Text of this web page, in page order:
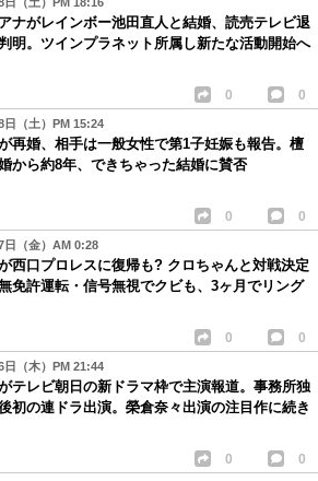
ナがレインボー池田直人と結婚、読売テレビ退
明。ツインプラネット所属し新たな活動開始へ
0 0
日（土）PM 15:24
再婚、相手は一般女性で第1子妊娠も報告。檀
から約8年、できちゃった結婚に賛否
0 0
日（金）AM 0:28
西口プロレスに復帰も? クロちゃんと対戦決定
免許運転・信号無視でクビも、3ヶ月でリング
0 0
日（木）PM 21:44
テレビ朝日の新ドラマ枠で主演報道。事務所独
初の連ドラ出演。榮倉奈々出演の注目作に続き
0 0